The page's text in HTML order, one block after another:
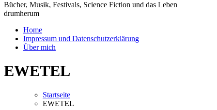
Bücher, Musik, Festivals, Science Fiction und das Leben
drumherum
Home
Impressum und Datenschutzerklärung
Über mich
EWETEL
Startseite
EWETEL